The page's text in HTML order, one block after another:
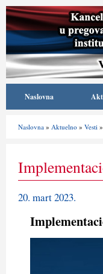
Naslovna
Naslovna » Aktuelno » Vesti
20. mart 2023.